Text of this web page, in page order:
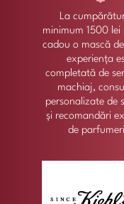
La
minimum 1500 lei
cadou o mască
experiența
completată de
machiaj,
personalizate de
și recomandări
de